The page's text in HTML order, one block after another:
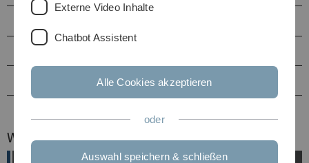
Beruflicher Werdegang
Wissenschaftliche Mitarbeiterin
Externe Video Inhalte
Chatbot Assistent
Alle Cookies akzeptieren
oder
Auswahl speichern & schließen